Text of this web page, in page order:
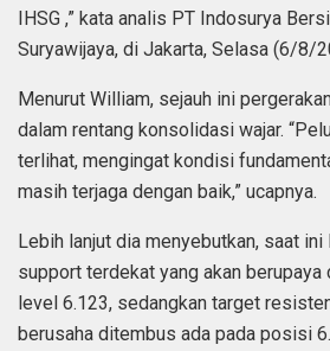
IHSG ,” kata analis PT Indosurya
Suryawijaya, di Jakarta, Selasa (6/8/
Menurut William, sejauh ini
dalam rentang konsolidasi wajar.
terlihat, mengingat kondisi
masih terjaga dengan baik,” ucapnya.
Lebih lanjut dia menyebutkan, saat
support terdekat yang akan berupaya
level 6.123, sedangkan target
berusaha ditembus ada pada posisi